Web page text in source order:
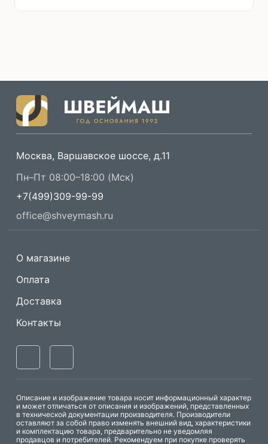
Москва, Варшавское шоссе, д.11
Пн–Пт 08:00–18:00 (Мск)
+7(499)309-99-99
office@shveymash.ru
О магазине
Оплата
Доставка
Контакты
Описание и изображение товара носит информационный характер
и может отличаться от описания и изображений, представленных
в технической документации производителя. Производители
оставляют за собой право изменять внешний вид, характеристики
и комплектацию товара, предварительно не уведомляя
продавцов и потребителей. Рекомендуем при покупке проверять